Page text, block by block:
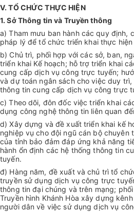
V. TỔ CHỨC THỰC HIỆN
1. Sở Thông tin và Truyền thông
a) Tham mưu ban hành các quy định,
pháp lý để tổ chức triển khai thực hiện
b) Chủ trì, phối hợp với các sở, ban,
triển khai Kế hoạch; hỗ trợ triển khai
cung cấp dịch vụ công trực tuyến;
và dự toán ngân sách cho việc duy
thông tin cung cấp dịch vụ công trực
c) Theo dõi, đôn đốc việc triển khai
dụng công nghệ thông tin liên quan
d) Xây dựng và đề xuất triển khai kế
nghiệp vụ cho đội ngũ cán bộ chuyên
của tỉnh bảo đảm đáp ứng khả năng
hành ổn định các hệ thống thông tin
tuyến.
đ) Hàng năm, đề xuất và chủ trì tổ
truyền sử dụng dịch vụ công trực
thông tin đại chúng và trên mạng;
Truyền hình Khánh Hòa xây dựng
người dân về việc sử dụng dịch vụ